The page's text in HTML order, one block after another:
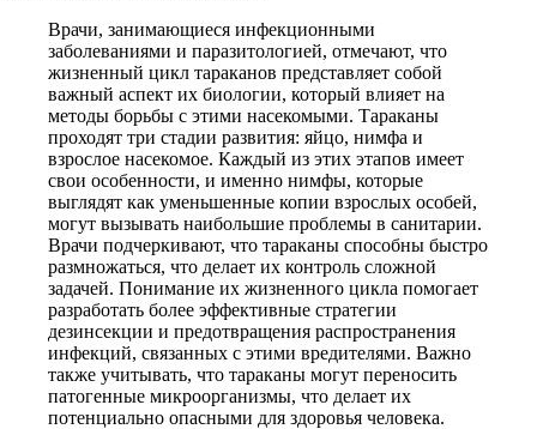
Врачи, занимающиеся инфекционными
заболеваниями и паразитологией, отмечают, что
жизненный цикл тараканов представляет собой
важный аспект их биологии, который влияет на
методы борьбы с этими насекомыми. Тараканы
проходят три стадии развития: яйцо, нимфа и
взрослое насекомое. Каждый из этих этапов имеет
свои особенности, и именно нимфы, которые
выглядят как уменьшенные копии взрослых особей,
могут вызывать наибольшие проблемы в санитарии.
Врачи подчеркивают, что тараканы способны быстро
размножаться, что делает их контроль сложной
задачей. Понимание их жизненного цикла помогает
разработать более эффективные стратегии
дезинсекции и предотвращения распространения
инфекций, связанных с этими вредителями. Важно
также учитывать, что тараканы могут переносить
патогенные микроорганизмы, что делает их
потенциально опасными для здоровья человека.